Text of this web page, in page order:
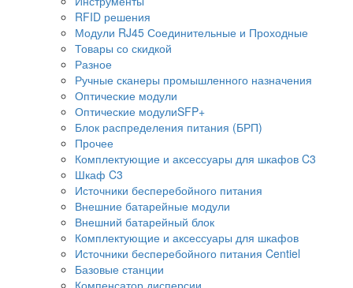
RFID решения
Модули RJ45 Соединительные и Проходные
Товары со скидкой
Разное
Ручные сканеры промышленного назначения
Оптические модули
Оптические модулиSFP+
Блок распределения питания (БРП)
Прочее
Комплектующие и аксессуары для шкафов C3
Шкаф C3
Источники бесперебойного питания
Внешние батарейные модули
Внешний батарейный блок
Комплектующие и аксессуары для шкафов
Источники бесперебойного питания Centiel
Базовые станции
Компенсатор дисперсии